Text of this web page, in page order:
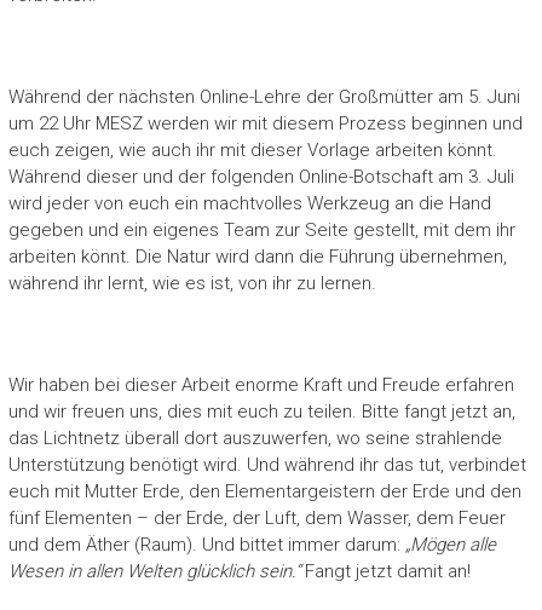
Während der nächsten Online-Lehre der Großmütter am 5. Juni
um 22 Uhr MESZ werden wir mit diesem Prozess beginnen und
euch zeigen, wie auch ihr mit dieser Vorlage arbeiten könnt.
Während dieser und der folgenden Online-Botschaft am 3. Juli
wird jeder von euch ein machtvolles Werkzeug an die Hand
gegeben und ein eigenes Team zur Seite gestellt, mit dem ihr
arbeiten könnt. Die Natur wird dann die Führung übernehmen,
während ihr lernt, wie es ist, von ihr zu lernen.
Wir haben bei dieser Arbeit enorme Kraft und Freude erfahren
und wir freuen uns, dies mit euch zu teilen. Bitte fangt jetzt an,
das Lichtnetz überall dort auszuwerfen, wo seine strahlende
Unterstützung benötigt wird. Und während ihr das tut, verbindet
euch mit Mutter Erde, den Elementargeistern der Erde und den
fünf Elementen – der Erde, der Luft, dem Wasser, dem Feuer
und dem Äther (Raum). Und bittet immer darum: „Mögen alle
Wesen in allen Welten glücklich sein.“Fangt jetzt damit an!